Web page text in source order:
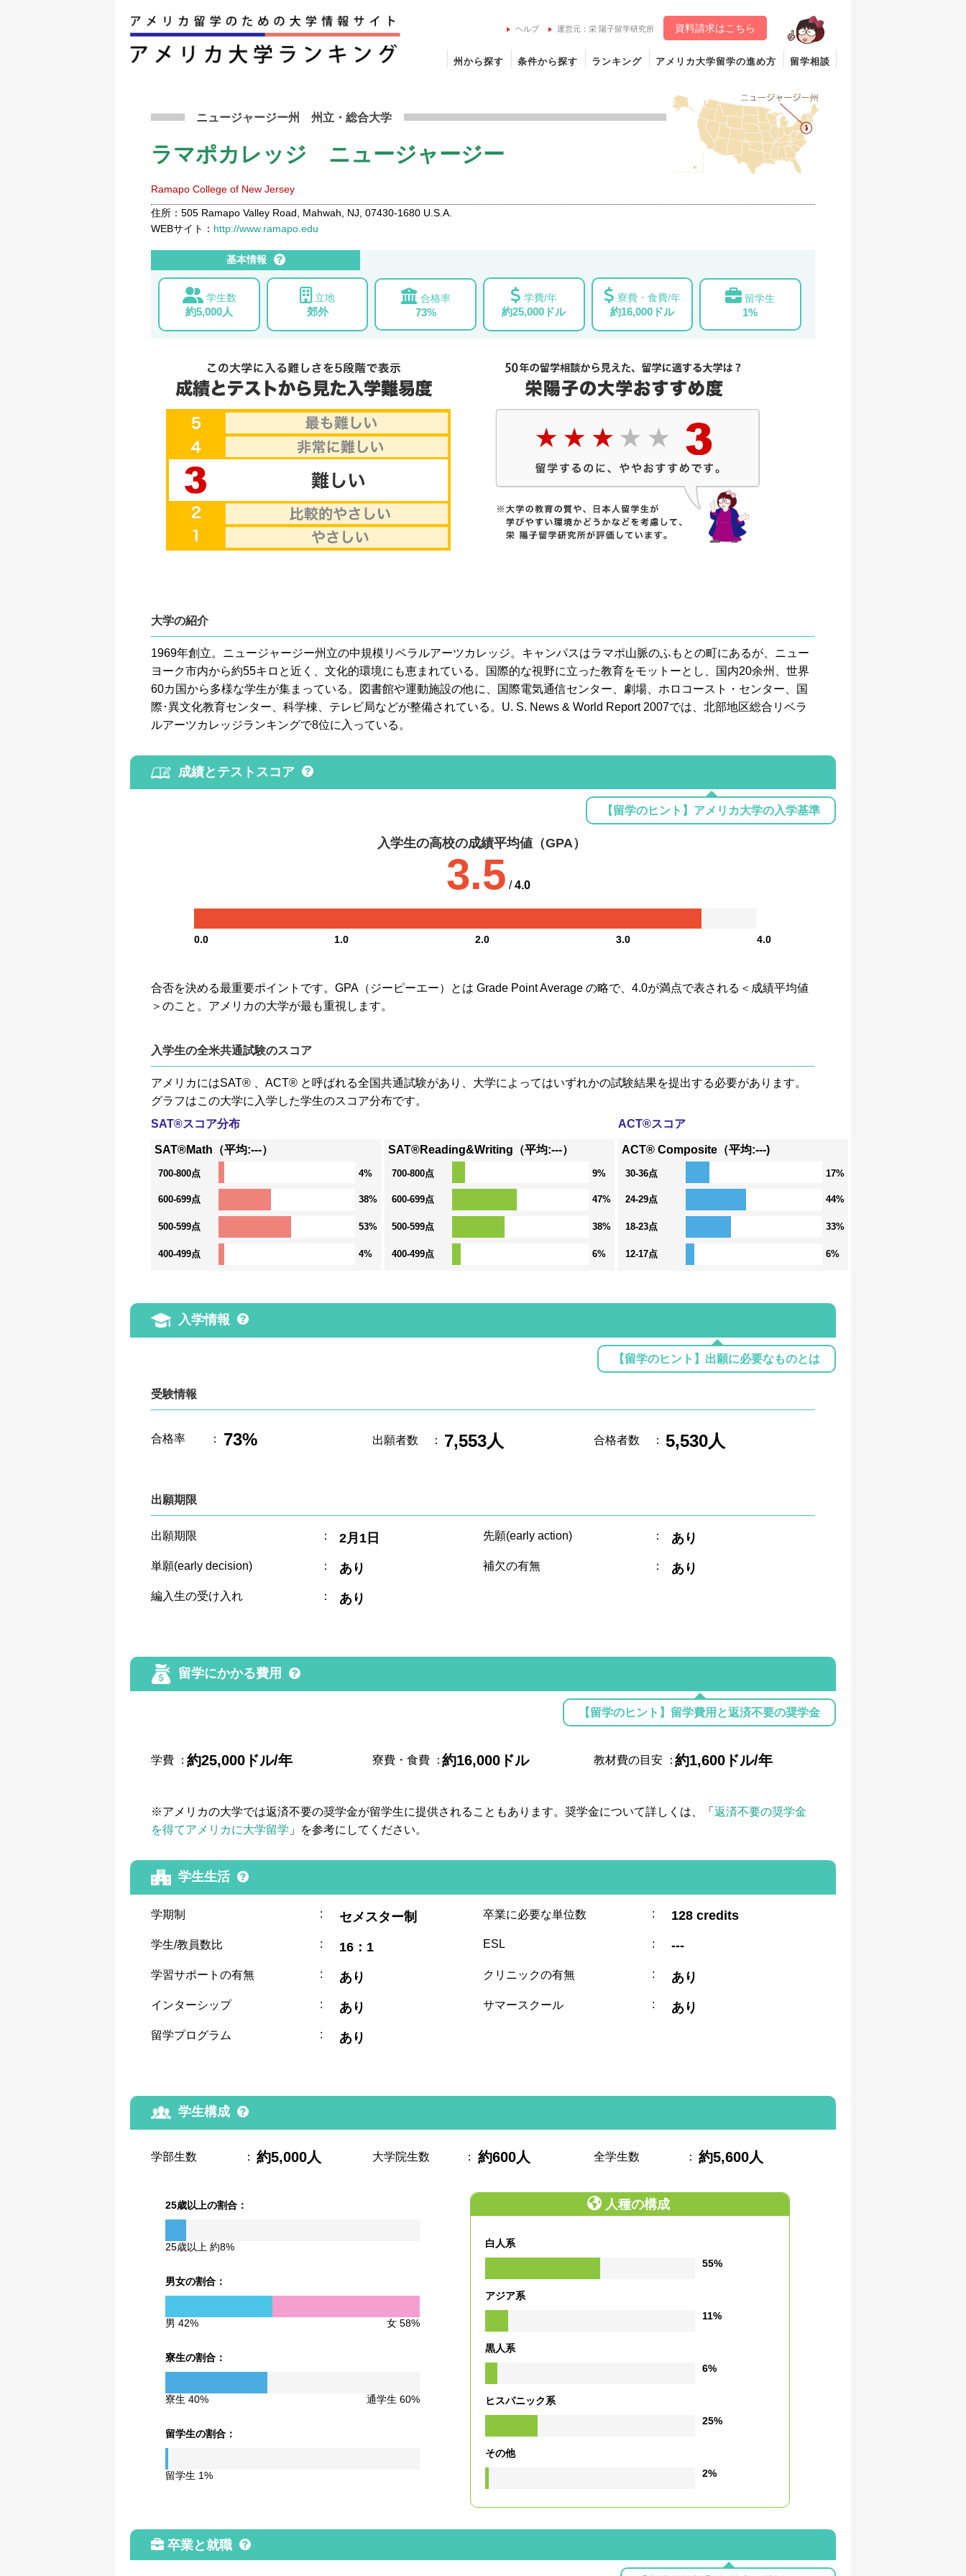
ヘルプ 運営元：栄 陽子留学研究所 資料請求はこちら
州から探す 条件から探す ランキング アメリカ大学留学の進め方 留学相談
ニュージャージー州州立 ・総合大学
ラマポカレッジ ニュージャージー
Ramapo College of New Jersey
住所：505 Ramapo Valley Road, Mahwah, NJ, 07430-1680 U.S.A.
WEBサイト： http://www.ramapo.edu
基本情報
学生数
約5,000人
立地
郊外
合格率
73%
学費/年
約25,000ドル
寮費・食費/年
約16,000ドル
留学生
1%
大学の紹介
1969年創立。ニュージャージー州立の中規模リベラルアーツカレッジ。キャンパスはラマポ山脈のふもとの町にあるが、ニュー
ヨーク市内から約55キロと近く、文化的環境にも恵まれている。国際的な視野に立った教育をモットーとし、国内20余州、世界
60カ国から多様な学生が集まっている。図書館や運動施設の他に、国際電気通信センター、劇場、ホロコースト・センター、国
際･異文化教育センター、科学棟、テレビ局などが整備されている。U. S. News & World Report 2007では、北部地区総合リベラ
ルアーツカレッジランキングで8位に入っている。
成績とテストスコア
【留学のヒント】アメリカ大学の入学基準
入学生の高校の成績平均値（GPA）
3.5 /4.0
0.0 1.0 2.0 3.0 4.0
合否を決める最重要ポイントです。GPA（ジーピーエー）とは Grade Point Average の略で、4.0が満点で表される＜成績平均値
＞のこと。アメリカの大学が最も重視します。
入学生の全米共通試験のスコア
アメリカにはSAT® 、ACT® と呼ばれる全国共通試験があり、大学によってはいずれかの試験結果を提出する必要があります。
グラフはこの大学に入学した学生のスコア分布です。
SAT®スコア分布
SAT®Math（平均:---）
700-800点 4%
600-699点 38%
500-599点 53%
400-499点 4%
SAT®Reading&Writing（平均:---）
700-800点 9%
600-699点 47%
500-599点 38%
400-499点 6%
ACT®スコア
ACT® Composite（平均:---)
30-36点 17%
24-29点 44%
18-23点 33%
12-17点 6%
入学情報
【留学のヒント】出願に必要なものとは
受験情報
合格率 ： 73% 出願者数 ： 7,553人 合格者数 ： 5,530人
出願期限
出願期限 ： 2月1日 先願(early action) ： あり
単願(early decision) ： あり 補欠の有無 ： あり
編入生の受け入れ ： あり
留学にかかる費用
【留学のヒント】留学費用と返済不要の奨学金
学費 ：約25,000ドル/年 寮費・食費 ：約16,000ドル 教材費の目安 ：約1,600ドル/年
※アメリカの大学では返済不要の奨学金が留学生に提供されることもあります。奨学金について詳しくは、「返済不要の奨学金
を得てアメリカに大学留学 」を参考にしてください。
学生生活
学期制 : セメスター制 卒業に必要な単位数 : 128 credits
学生/教員数比 : 16：1 ESL : ---
学習サポートの有無 : あり クリニックの有無 : あり
インターシップ : あり サマースクール : あり
留学プログラム : あり
学生構成
学部生数 ： 約5,000人 大学院生数 ： 約600人 全学生数 ： 約5,600人
25歳以上の割合：
25歳以上 約8%
男女の割合：
男 42% 女 58%
寮生の割合：
寮生 40% 通学生 60%
留学生の割合：
留学生 1%
人種の構成
白人系
55%
アジア系
11%
黒人系
6%
ヒスパニック系
25%
その他
2%
卒業と就職